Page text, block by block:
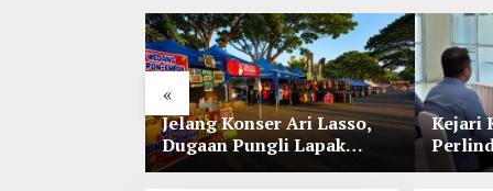
«
Jelang Konser Ari Lasso,
Dugaan Pungli Lapak
UMKM di Hari Jadi Kediri
Kejari
Lewat